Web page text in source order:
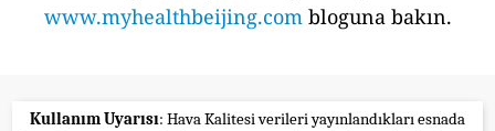
www.myhealthbeijing.combloguna bakın.
Kullanım Uyarısı: Hava Kalitesi verileri yayınlandıkları esnada